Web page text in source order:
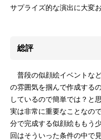
サプライズ的な演出に大変
総評
普段の似顔絵イベントな
の雰囲気を掴んで作成する
しているので簡単では？と
実は非常に重要なことなの
分で完成する似顔絵ももう
回はそういった条件の中で